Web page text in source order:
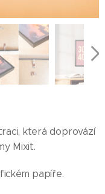
která doprovází
Mixit.
papíře.